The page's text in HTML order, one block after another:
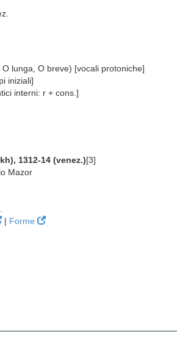
lunga, O breve) [vocali protoniche]
iniziali]
interni: r + cons.]
1312-14 (venez.)[3]
Mazor
| Forme